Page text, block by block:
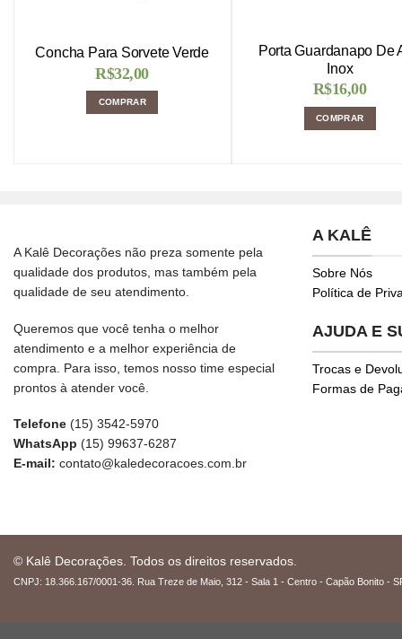
Concha Para Sorvete Verde
R$32,00
COMPRAR
Porta Guardanapo De
Inox
R$16,00
COMPRAR
A Kalê Decorações não preza somente pela
qualidade dos produtos, mas também pela
qualidade de seu atendimento.
Queremos que você tenha o melhor
atendimento e a melhor experiência de
compra. Para isso, temos nosso time especial
prontos à atender você.
Telefone (15) 3542-5970
WhatsApp (15) 99637-6287
E-mail: contato@kaledecoracoes.com.br
A KALÊ
Sobre Nós
Política de
AJUDA E
Trocas e
Formas de
© Kalê Decorações. Todos os direitos reservados.
CNPJ: 18.366.167/0001-36. Rua Treze de Maio, 312 - Sala 1 - Centro - Capão Bonito -